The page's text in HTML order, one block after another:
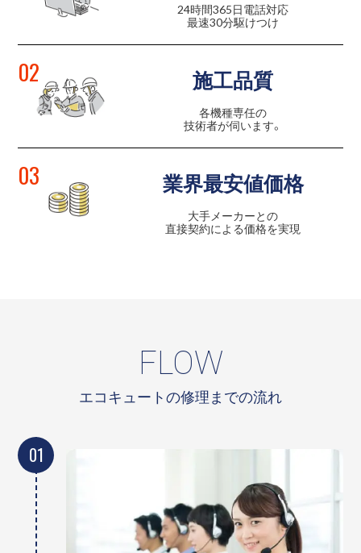
24時間365日電話対応
最速30分駆けつけ
02 施工品質
各機種専任の
技術者が伺います。
03 業界最安値価格
大手メーカーとの
直接契約による価格を実現
FLOW
エコキュートの修理までの流れ
01